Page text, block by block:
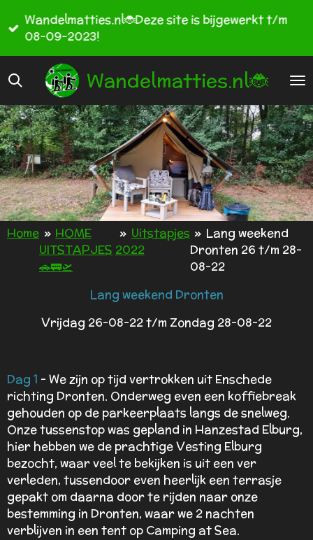
direct
hoofdinhoud
Wandelmatties.nl🐞
Wandelmatties.nl🐞Deze site is bijgewerkt t/m
08-09-2023!
Home » HOME
UITSTAPJES
🚗🚃🛫
» Uitstapjes
2022
» Lang weekend
Dronten 26 t/m 28-
08-22
Lang weekend Dronten
Vrijdag 26-08-22 t/m Zondag 28-08-22
Dag 1 - We zijn op tijd vertrokken uit Enschede
richting Dronten. Onderweg even een koffiebreak
gehouden op de parkeerplaats langs de snelweg.
Onze tussenstop was gepland in Hanzestad Elburg,
hier hebben we de prachtige Vesting Elburg
bezocht, waar veel te bekijken is uit een ver
verleden, tussendoor even heerlijk een terrasje
gepakt om daarna door te rijden naar onze
bestemming in Dronten, waar we 2 nachten
verblijven in een tent op Camping at Sea.